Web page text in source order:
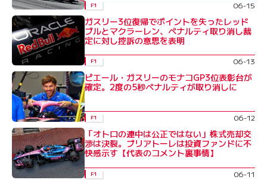
F1 06-15
ガスリー3位復帰でポイントを失ったレッド
ブルとマクラーレン、ペナルティ取り消し裁
定に対し控訴の意思を表明
F1 06-13
ピエール・ガスリーのモナコGP3位表彰台が
確定。2度の5秒ペナルティが取り消しに
F1 06-12
「オトロの連中は公正ではない」株式売却交
渉は決裂。ブリアトーレは投資ファンドに不
快感示す【代表のコメント裏事情】
F1 06-11